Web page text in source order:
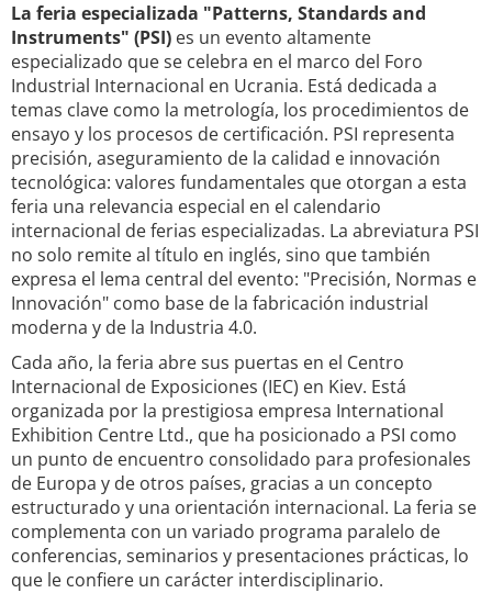
La feria especializada "Patterns, Standards and
Instruments" (PSI) es un evento altamente
especializado que se celebra en el marco del Foro
Industrial Internacional en Ucrania. Está dedicada a
temas clave como la metrología, los procedimientos de
ensayo y los procesos de certificación. PSI representa
precisión, aseguramiento de la calidad e innovación
tecnológica: valores fundamentales que otorgan a esta
feria una relevancia especial en el calendario
internacional de ferias especializadas. La abreviatura PSI
no solo remite al título en inglés, sino que también
expresa el lema central del evento: "Precisión, Normas e
Innovación" como base de la fabricación industrial
moderna y de la Industria 4.0.
Cada año, la feria abre sus puertas en el Centro
Internacional de Exposiciones (IEC) en Kiev. Está
organizada por la prestigiosa empresa International
Exhibition Centre Ltd., que ha posicionado a PSI como
un punto de encuentro consolidado para profesionales
de Europa y de otros países, gracias a un concepto
estructurado y una orientación internacional. La feria se
complementa con un variado programa paralelo de
conferencias, seminarios y presentaciones prácticas, lo
que le confiere un carácter interdisciplinario.